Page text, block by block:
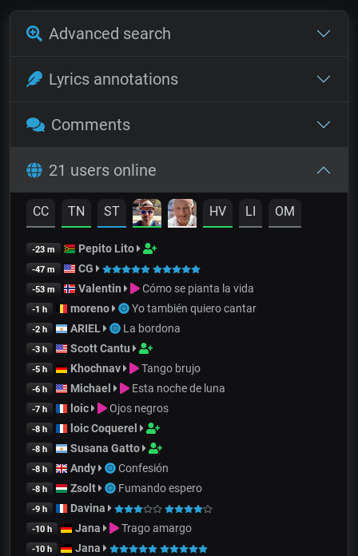
Advanced search
Lyrics annotations
Comments
21 users online
CC TN ST HV LI OM
-23 m Pepito Lito
-47 m CG
-53 m Valentin Cómo se pianta la vida
-1 h moreno Yo también quiero cantar
-2 h ARIEL La bordona
-3 h Scott Cantu
-5 h Khochnav Tango brujo
-6 h Michael Esta noche de luna
-7 h loic Ojos negros
-8 h loic Coquerel
-8 h Susana Gatto
-8 h Andy Confesión
-8 h Zsolt Fumando espero
-9 h Davina
-10 h Jana Trago amargo
-10 h Jana